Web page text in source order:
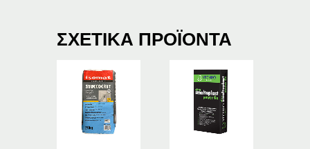
ΣΧΕΤΙΚΆ ΠΡΟΪΌΝΤΑ